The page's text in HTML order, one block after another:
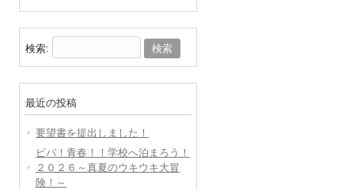
検索:
最近の投稿
要望書を提出しました！
ビバ！青春！！学校へ泊まろう！
２０２６～真夏のウキウキ大冒
険！～